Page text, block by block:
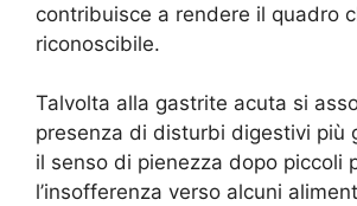
contribuisce a rendere il quadro
riconoscibile.
Talvolta alla gastrite acuta si
presenza di disturbi digestivi più
il senso di pienezza dopo piccoli
l’insofferenza verso alcuni